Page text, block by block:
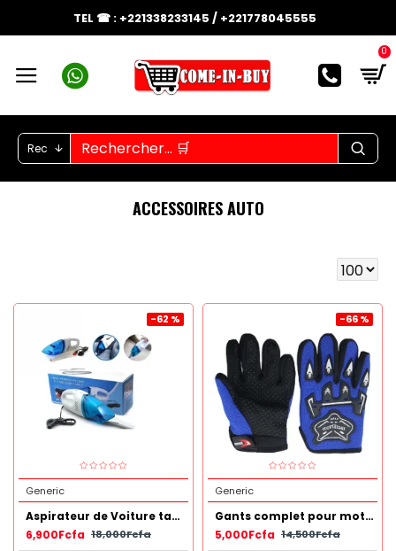
TEL ☎ : +221338233145 / +221778045555
0
Rec
ACCESSOIRES AUTO
-62 %
Generic
Aspirateur de Voiture tapis et meubles
6,900Fcfa 18,000Fcfa
-66 %
Generic
Gants complet pour moto, vélo… Bleu
5,000Fcfa 14,500Fcfa